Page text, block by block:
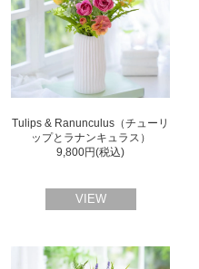
Tulips & Ranunculus（チューリ
ップとラナンキュラス）
9,800円(税込)
VIEW